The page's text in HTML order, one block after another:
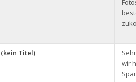
(kein Titel)
wir